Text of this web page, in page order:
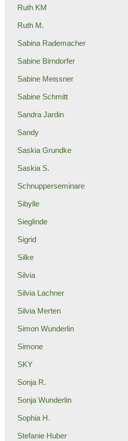
Ruth KM
Ruth M.
Sabina Rademacher
Sabine Birndorfer
Sabine Meissner
Sabine Schmitt
Sandra Jardin
Sandy
Saskia Grundke
Saskia S.
Schnupperseminare
Sibylle
Sieglinde
Sigrid
Silke
Silvia
Silvia Lachner
Silvia Merten
Simon Wunderlin
Simone
SKY
Sonja R.
Sonja Wunderlin
Sophia H.
Stefanie Huber